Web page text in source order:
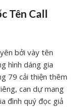
Tên Call
bởi vày tên
hình dáng gia
79 cải thiện thêm
can dự mang
đình quý đọc giả